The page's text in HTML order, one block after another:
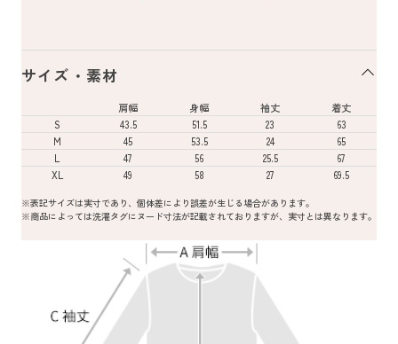
サイズ・素材
肩幅 身幅 袖丈
着丈
S
43.5 51.5 23
63
M
45 53.5 24
65
L
47 56 25.5
67
XL
49 58 27 69.5
※表記サイズは実寸であり、個体差により誤差が生じる場合があります。
※商品によっては洗濯タグにヌード寸法が記載されておりますが、実寸とは異なります。